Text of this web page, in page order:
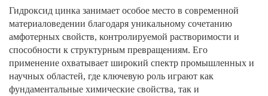
Гидроксид цинка занимает особое место в современной
материаловедении благодаря уникальному сочетанию
амфотерных свойств, контролируемой растворимости и
способности к структурным превращениям. Его
применение охватывает широкий спектр промышленных и
научных областей, где ключевую роль играют как
фундаментальные химические свойства, так и